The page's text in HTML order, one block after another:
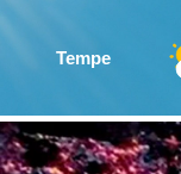
Tempe